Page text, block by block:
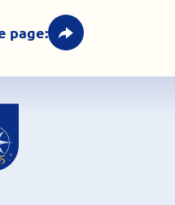
page: